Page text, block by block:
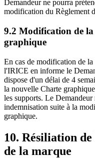
Demandeur ne pourra
modification du Règlement
9.2 Modification de
graphique
En cas de modification de
l'IRICE en informe le
dispose d'un délai de 4
la nouvelle Charte
les supports. Le
indemnisation suite à la
graphique.
10. Résiliation
de la marque